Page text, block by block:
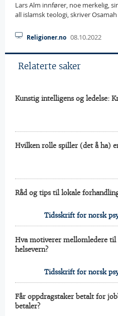
Lars Alm innfører, noe merkelig,
all islamsk teologi, skriver
Religioner.no 08.10.2022
Relaterte saker
Kunstig intelligens og ledelse:
Hvilken rolle spiller (det å ha)
Råd og tips til lokale
Tidsskrift for norsk
Hva motiverer mellomledere
helsevern?
Tidsskrift for norsk
Får oppdragstaker betalt for
betaler?